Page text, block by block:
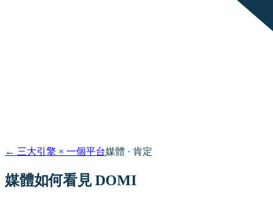
← 三大引擎 × 一個平台媒體 · 肯定
媒體如何看見 DOMI